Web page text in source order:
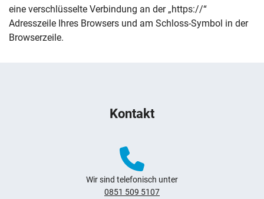
eine verschlüsselte Verbindung an der „https://“
Adresszeile Ihres Browsers und am Schloss-Symbol in der
Browserzeile.
Kontakt
Wir sind telefonisch unter
0851 509 5107